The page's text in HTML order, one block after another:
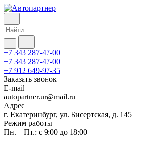
+7 343 287-47-00
+7 343 287-47-00
+7 912 649-97-35
Заказать звонок
E-mail
autopartner.ur@mail.ru
Адрес
г. Екатеринбург, ул. Бисертская, д. 145
Режим работы
Пн. – Пт.: с 9:00 до 18:00